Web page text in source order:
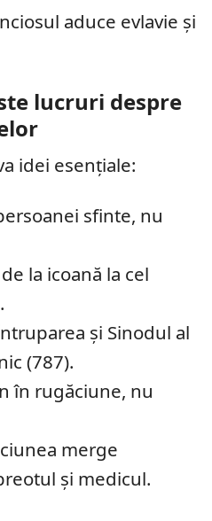
aduce evlavie și
lucruri despre
idei esențiale:
sfinte, nu
la icoană la cel
și Sinodul al
(787).
în rugăciune, nu
merge
și medicul.